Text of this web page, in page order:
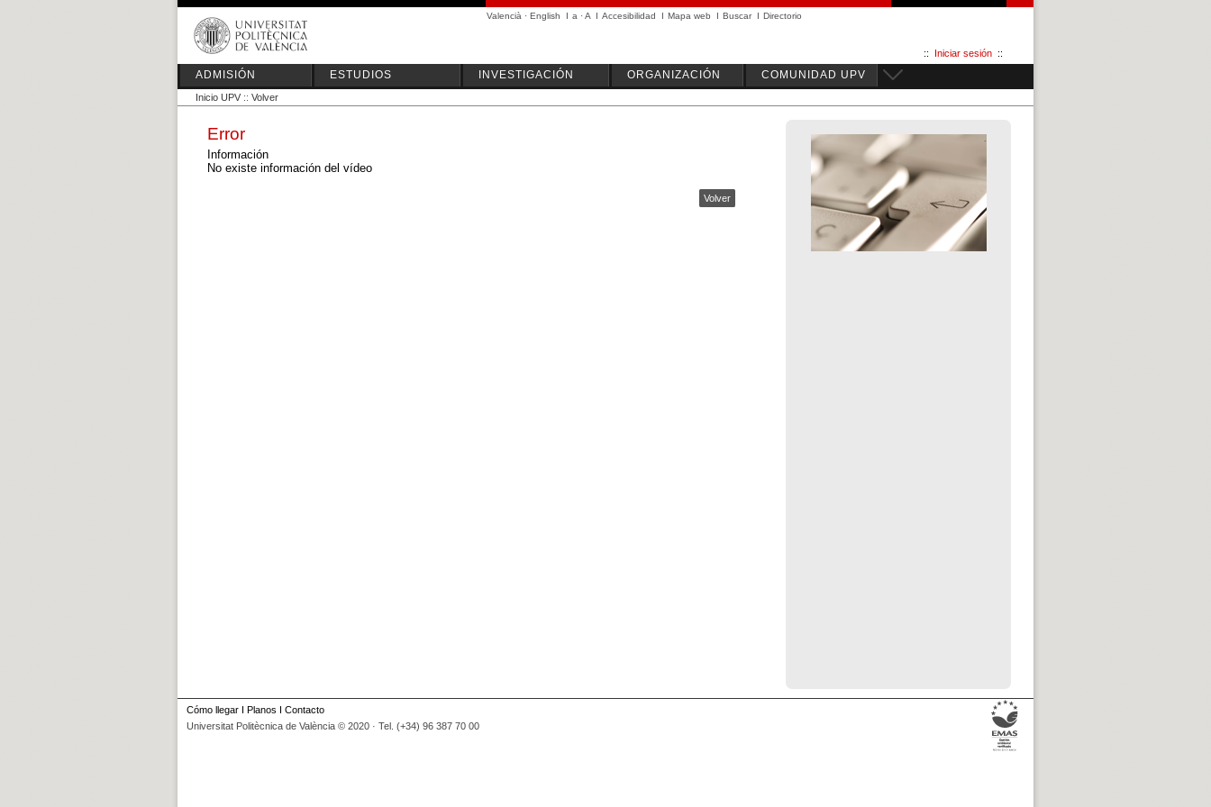
Valencià · English I a ·A I Accesibilidad I Mapa web I Buscar I Directorio
:: Iniciar sesión ::
ADMISIÓN ESTUDIOS INVESTIGACIÓN ORGANIZACIÓN COMUNIDAD UPV
Inicio UPV :: Volver
Error
Información
No existe información del vídeo
Volver
Cómo llegar I Planos I Contacto
Universitat Politècnica de València © 2020 · Tel. (+34) 96 387 70 00